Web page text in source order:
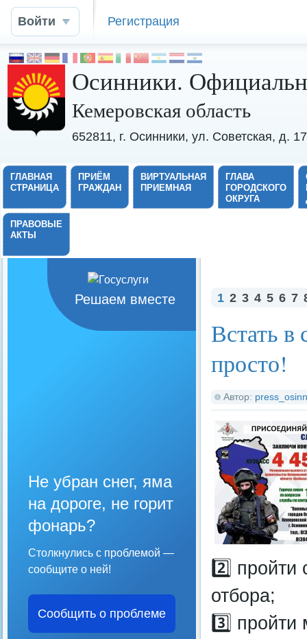
Войти Регистрация
Осинники.
Кемеровская область
652811, г. Осинники, ул. Советская, д.
ГЛАВНАЯ
СТРАНИЦА
ПРИЁМ
ГРАЖДАН
ВИРТУАЛЬНАЯ
ПРИЕМНАЯ
ГЛАВА
ГОРОДСКОГО
ОКРУГА
ПРАВОВЫЕ
АКТЫ
1 2 3 4 5 6 7
Встать в
просто!
Автор:
2️⃣ пройти
отбора;
3️⃣ пройти
Решаем вместе
Не убран снег, яма
на дороге, не горит
фонарь?
Столкнулись с проблемой —
сообщите о ней!
Сообщить о проблеме